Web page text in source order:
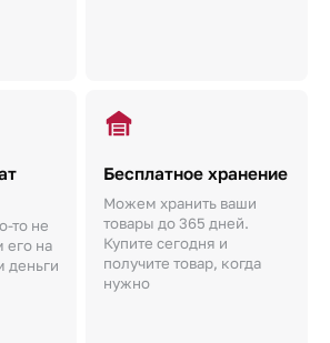
то не
его на
деньги
Бесплатное хранение
Можем хранить ваши
товары до 365 дней.
Купите сегодня и
получите товар, когда
нужно